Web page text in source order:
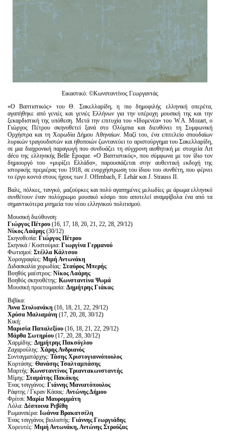
Εικαστικό: ©Κωνσταντίνος Γεωργαντάς
«Ο Βαπτιστικός» του Θ. Σακελλαρίδη, η πιο δημοφιλής ελληνική οπερέτα,
αγαπήθηκε από γενιές και γενιές Ελλήνων για την υπέροχη μουσική της και την
ξεκαρδιστική της υπόθεση. Μετά την επιτυχία του «Ιδομενέα» του W.A. Mozart, o
Γιώργος Πέτρου σκηνοθετεί ξανά στο Ολύμπια και διευθύνει τη Συμφωνική
Ορχήστρα και τη Χορωδία Δήμου Αθηναίων. Μαζί του, ένα επιτελείο σπουδαίων
λυρικών τραγουδιστών και ηθοποιών ζωντανεύει το αριστούργημα του Σακελλαρίδη,
σε μια διαχρονική παραγωγή που συνδυάζει τη σύγχρονη αισθητική με στοιχεία Art
déco της ελληνικής Belle Époque. «O Βαπτιστικός», που σύμφωνα με τον ίδιο τον
δημιουργό του «μυρίζει Ελλάδα», παρουσιάζεται στην αυθεντική εκδοχή της
ιστορικής πρεμιέρας του 1918, σε ενορχήστρωση του ίδιου του συνθέτη, που φέρνει
το έργο κοντά στους ήχους των J. Offenbach, F. Lehár και J. Strauss II.
Βαλς, πόλκες, τανγκό, μαζούρκες και πολύ αγαπημένες μελωδίες με άρωμα ελληνικό
συνθέτουν έναν πολύχρωμο μουσικό κόσμο που αποτελεί αναμφίβολα ένα από τα
σημαντικότερα μνημεία του νέου ελληνικού πολιτισμού.
Μουσική διεύθυνση:
Γιώργος Πέτρου (16, 17, 18, 20, 21, 22, 28, 29/12)
Νίκος Λαάρης (30/12)
Σκηνοθεσία: Γιώργος Πέτρου
Σκηνικά / Κοστούμια: Γιωργίνα Γερμανού
Φωτισμοί: Στέλλα Κάλτσου
Χορογραφίες: Μιμή Αντωνάκη
Διδασκαλία χορωδίας: Σταύρος Μπερής
Βοηθός μαέστρος: Νίκος Λαάρης
Βοηθός σκηνοθέτης: Κωνσταντίνα Ψωμά
Μουσική προετοιμασία: Δημήτρης Γιάκας
Βιβίκα:
Άννα Στυλιανάκη (16, 18, 21, 22, 29/12)
Χρύσα Μαλιαμάνη (17, 20, 28, 30/12)
Κική:
Μαρισία Παπαλεξίου (16, 18, 21, 22, 29/12)
Μάρθα Σωτηρίου (17, 20, 28, 30/12)
Χαρμίδης: Δημήτρης Πακσόγλου
Ζαχαρούλης: Χάρης Ανδριανός
Συνταγματάρχης: Τάσης Χριστογιαννόπουλος
Κορτάσης: Θανάσης Τσαλταμπάσης
Μαρτής: Κωνσταντίνος Τριαντακωνσταντής
Μίμης: Σταμάτης Πακάκης
Ένας τσιγγάνος: Γιάννης Μανιατόπουλος
Ράφτης / Γκραν Κάσας: Αντώνης Δήμου
Φρίτσι: Μαρία Μαυρομμάτη
Λόλα: Δέσποινα Ρεβίθη
Ρωμανσιέρα: Ιωάννα Βρακατσέλη
Ένας τσιγγάνος βιολιστής: Γιάννης Γεωργιάδης
Χορευτές: Μιμή Αντωνάκη, Αντώνης Στρούζας